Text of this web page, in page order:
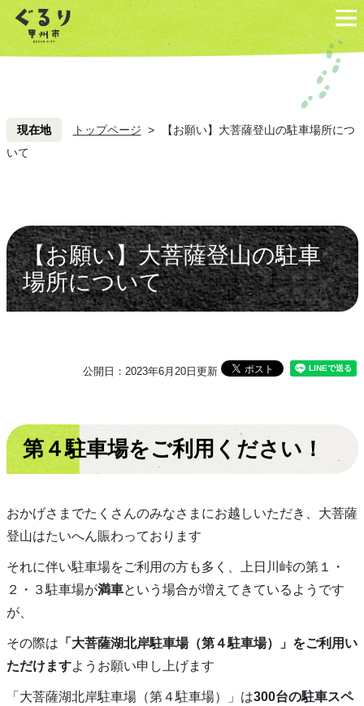
ペ
ー
ジ
こ
こ
を
へ
ペ
ー
ジ
こ
こ
を
へ
現在地 トップページ >
【お願い】大菩薩登山の駐車場所につ
いて
【お願い】大菩薩登山の駐車
場所について
公開日：2023年6月20日更新
第４駐車場をご利用ください！
おかげさまでたくさんのみなさまにお越しいただき、大菩薩
登山はたいへん賑わっております
それに伴い駐車場をご利用の方も多く、上日川峠の第１・
２・３駐車場が満車という場合が増えてきているようです
が、
その際は 「大菩薩湖北岸駐車場（第４駐車場）」をご利用い
ただけますようお願い申し上げます
「大菩薩湖北岸駐車場（第４駐車場）」は300台の駐車スペ